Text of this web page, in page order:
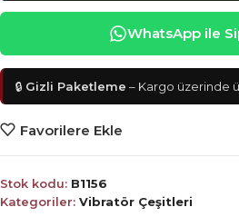
WhatsApp ile
🔒 Gizli Paketleme – Kargo üzerinde
Favorilere Ekle
Stok kodu: B1156
Kategoriler: Vibratör Çeşitleri